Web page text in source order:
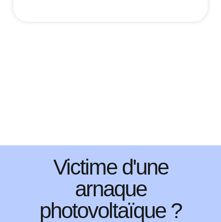
Victime d'une
arnaque
photovoltaïque ?